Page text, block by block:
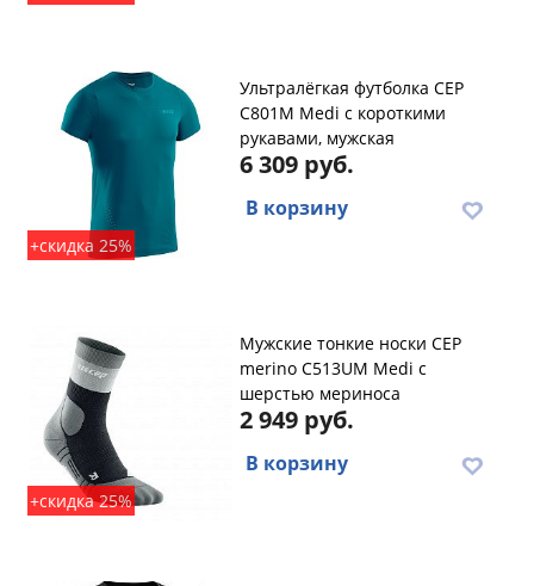
+скидка 25%
Ультралёгкая футболка CEP
C801M Medi с короткими
рукавами, мужская
6 309 руб.
В корзину
+скидка 25%
Мужские тонкие носки CEP
merino C513UM Medi с
шерстью мериноса
2 949 руб.
В корзину